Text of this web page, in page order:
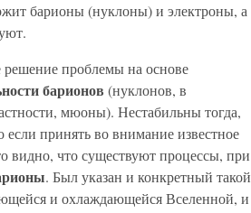
барионы (нуклоны) и электроны, а
проблемы на основе
барионов (нуклонов, в
мюоны). Нестабильны тогда,
принять во внимание известное
видно, что существуют процессы, при
. Был указан и конкретный такой
и охлаждающейся Вселенной, и